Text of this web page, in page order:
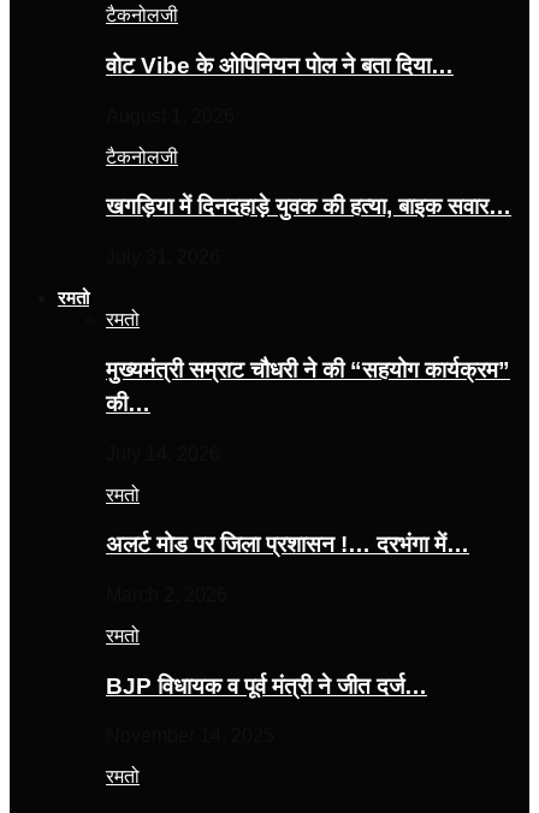
टैकनोलजी
वोट Vibe के ओपिनियन पोल ने बता दिया…
टैकनोलजी
खगड़िया में दिनदहाड़े युवक की हत्या, बाइक सवार…
रमतो
रमतो
मुख्यमंत्री सम्राट चौधरी ने की “सहयोग कार्यक्रम”
की…
रमतो
अलर्ट मोड पर जिला प्रशासन !… दरभंगा में…
रमतो
BJP विधायक व पूर्व मंत्री ने जीत दर्ज…
रमतो